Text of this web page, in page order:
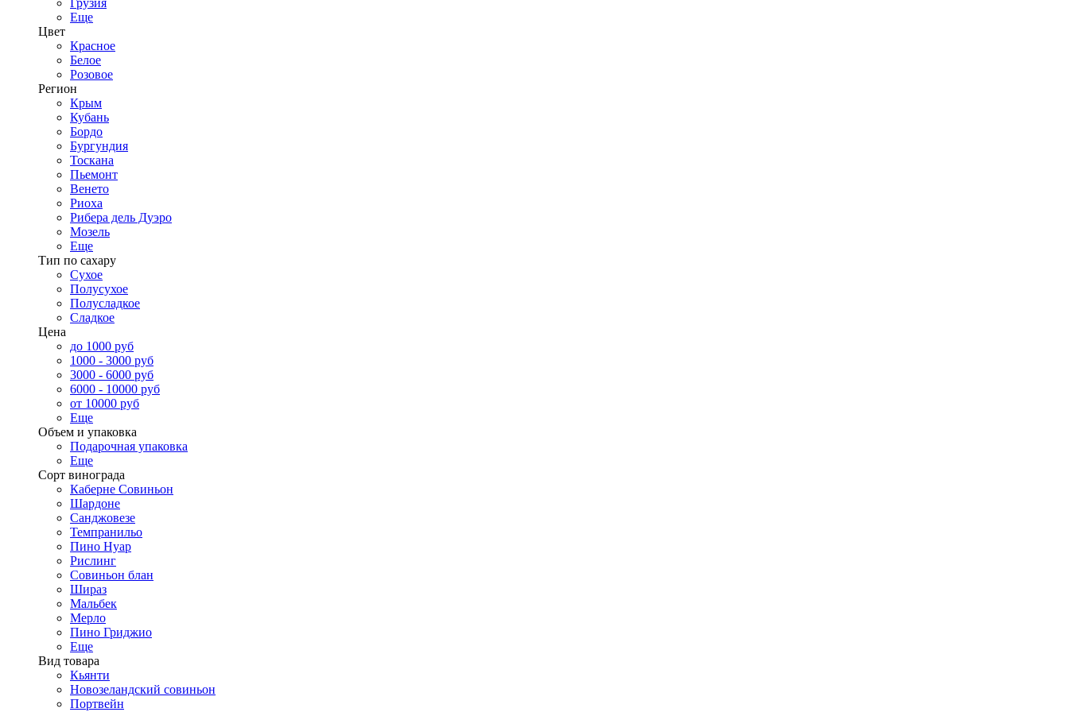
Грузия
Еще
Цвет
Красное
Белое
Розовое
Регион
Крым
Кубань
Бордо
Бургундия
Тоскана
Пьемонт
Венето
Риоха
Рибера дель Дуэро
Мозель
Еще
Тип по сахару
Сухое
Полусухое
Полусладкое
Сладкое
Цена
до 1000 руб
1000 - 3000 руб
3000 - 6000 руб
6000 - 10000 руб
от 10000 руб
Еще
Объем и упаковка
Подарочная упаковка
Еще
Сорт винограда
Каберне Совиньон
Шардоне
Санджовезе
Темпранильо
Пино Нуар
Рислинг
Совиньон блан
Шираз
Мальбек
Мерло
Пино Гриджио
Еще
Вид товара
Кьянти
Новозеландский совиньон
Портвейн